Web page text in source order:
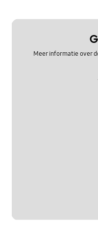
Meer informatie over